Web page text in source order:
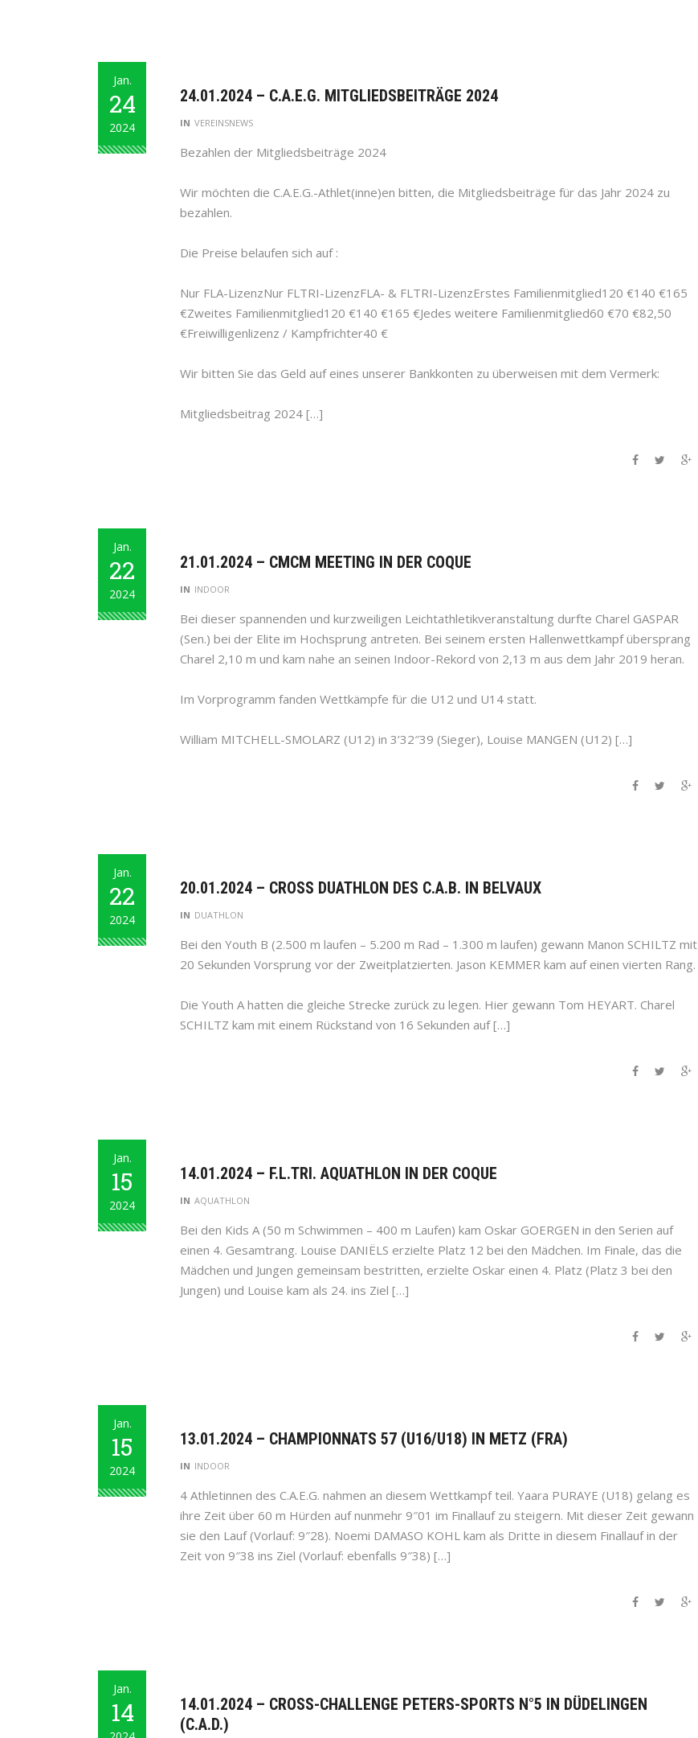
Jan.
24
2024
24.01.2024 – C.A.E.G. MITGLIEDSBEITRÄGE 2024
IN VEREINSNEWS
Bezahlen der Mitgliedsbeiträge 2024
Wir möchten die C.A.E.G.-Athlet(inne)en bitten, die Mitgliedsbeiträge für das Jahr 2024 zu
bezahlen.
Die Preise belaufen sich auf :
Nur FLA-LizenzNur FLTRI-LizenzFLA- & FLTRI-LizenzErstes Familienmitglied120 €140 €165
€Zweites Familienmitglied120 €140 €165 €Jedes weitere Familienmitglied60 €70 €82,50
€Freiwilligenlizenz / Kampfrichter40 €
Wir bitten Sie das Geld auf eines unserer Bankkonten zu überweisen mit dem Vermerk:
Mitgliedsbeitrag 2024 […]
Jan.
22
2024
21.01.2024 – CMCM MEETING IN DER COQUE
IN INDOOR
Bei dieser spannenden und kurzweiligen Leichtathletikveranstaltung durfte Charel GASPAR
(Sen.) bei der Elite im Hochsprung antreten. Bei seinem ersten Hallenwettkampf übersprang
Charel 2,10 m und kam nahe an seinen Indoor-Rekord von 2,13 m aus dem Jahr 2019 heran.
Im Vorprogramm fanden Wettkämpfe für die U12 und U14 statt.
William MITCHELL-SMOLARZ (U12) in 3’32″39 (Sieger), Louise MANGEN (U12) […]
Jan.
22
2024
20.01.2024 – CROSS DUATHLON DES C.A.B. IN BELVAUX
IN DUATHLON
Bei den Youth B (2.500 m laufen – 5.200 m Rad – 1.300 m laufen) gewann Manon SCHILTZ mit
20 Sekunden Vorsprung vor der Zweitplatzierten. Jason KEMMER kam auf einen vierten Rang.
Die Youth A hatten die gleiche Strecke zurück zu legen. Hier gewann Tom HEYART. Charel
SCHILTZ kam mit einem Rückstand von 16 Sekunden auf […]
Jan.
15
2024
14.01.2024 – F.L.TRI. AQUATHLON IN DER COQUE
IN AQUATHLON
Bei den Kids A (50 m Schwimmen – 400 m Laufen) kam Oskar GOERGEN in den Serien auf
einen 4. Gesamtrang. Louise DANIËLS erzielte Platz 12 bei den Mädchen. Im Finale, das die
Mädchen und Jungen gemeinsam bestritten, erzielte Oskar einen 4. Platz (Platz 3 bei den
Jungen) und Louise kam als 24. ins Ziel […]
Jan.
15
2024
13.01.2024 – CHAMPIONNATS 57 (U16/U18) IN METZ (FRA)
IN INDOOR
4 Athletinnen des C.A.E.G. nahmen an diesem Wettkampf teil. Yaara PURAYE (U18) gelang es
ihre Zeit über 60 m Hürden auf nunmehr 9″01 im Finallauf zu steigern. Mit dieser Zeit gewann
sie den Lauf (Vorlauf: 9″28). Noemi DAMASO KOHL kam als Dritte in diesem Finallauf in der
Zeit von 9″38 ins Ziel (Vorlauf: ebenfalls 9″38) […]
Jan.
14
14.01.2024 – CROSS-CHALLENGE PETERS-SPORTS N°5 IN DÜDELINGEN
(C.A.D.)